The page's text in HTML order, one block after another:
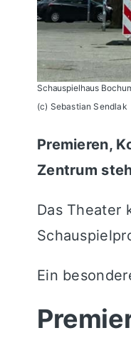
Schauspielhaus
(c) Sebastian Sendlak
Premieren,
Zentrum
Das Theater
Ein